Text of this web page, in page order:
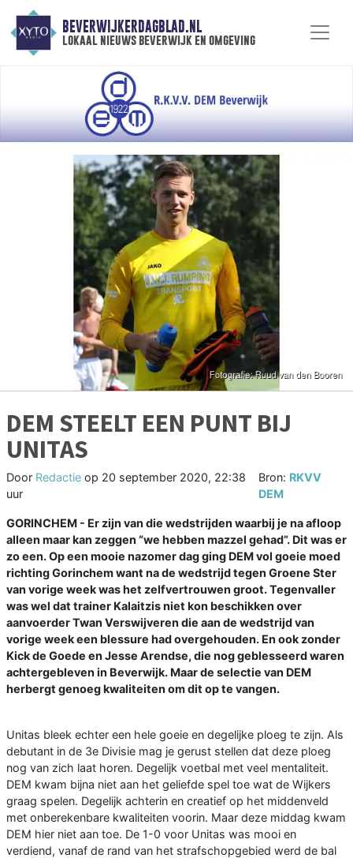
BEVERWIJKERDAGBLAD.NL
lokaal nieuws beverwijk en omgeving
DEM STEELT EEN PUNT BIJ
UNITAS
Door Redactie op 20 september 2020, 22:38
uur
Bron: RKVV
DEM
GORINCHEM - Er zijn van die wedstrijden waarbij je na afloop
alleen maar kan zeggen “we hebben mazzel gehad”. Dit was er
zo een. Op een mooie nazomer dag ging DEM vol goeie moed
richting Gorinchem want na de wedstrijd tegen Groene Ster
van vorige week was het zelfvertrouwen groot. Tegenvaller
was wel dat trainer Kalaitzis niet kon beschikken over
aanvoerder Twan Verswijveren die aan de wedstrijd van
vorige week een blessure had overgehouden. En ook zonder
Kick de Goede en Jesse Arendse, die nog geblesseerd waren
achtergebleven in Beverwijk. Maar de selectie van DEM
herbergt genoeg kwaliteiten om dit op te vangen.
Unitas bleek echter een hele goeie en degelijke ploeg te zijn. Als
debutant in de 3e Divisie mag je gerust stellen dat deze ploeg
nog van zich laat horen. Degelijk voetbal met veel mentaliteit.
DEM kwam bijna niet aan het geliefde spel toe wat de Wijkers
graag spelen. Degelijk achterin en creatief op het middenveld
met onberekenbare kwaliteiten voorin. Maar deze middag kwam
DEM hier niet aan toe. De 1-0 voor Unitas was mooi en
verdiend, vanaf de rand van het strafschopgebied werd de bal